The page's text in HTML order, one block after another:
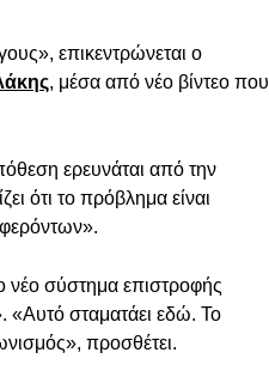
επικεντρώνεται ο
, μέσα από νέο βίντεο που
ερευνάται από την
ότι το πρόβλημα είναι
νέο σύστημα επιστροφής
«Αυτό σταματάει εδώ. Το
προσθέτει.